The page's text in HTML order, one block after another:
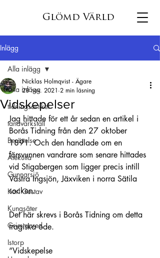
Glömd Värld
Inlägg
Alla inlägg
tidningsartikel
tandvärkstall
Berättelse
Älekulla
Gunnarsjö
Karl Gustav
Kungsäter
Grimmared
Istorp
Alla inlägg
Vidskepelser
Nicklas Holmqvist - Ägare
28 nov. 2021 2 min läsning
Jag hittade för ett år sedan en artikel i
Borås Tidning från den 27 oktober
1891. Och den handlade om en
försvunnen vandrare som senare hittades
vid Stigabergen som ligger precis intill
Västra Ingsjön, Jäxviken i norra Sätila
socken.
Det här skrevs i Borås Tidning om detta
tragiska öde.
”Vidskepelse